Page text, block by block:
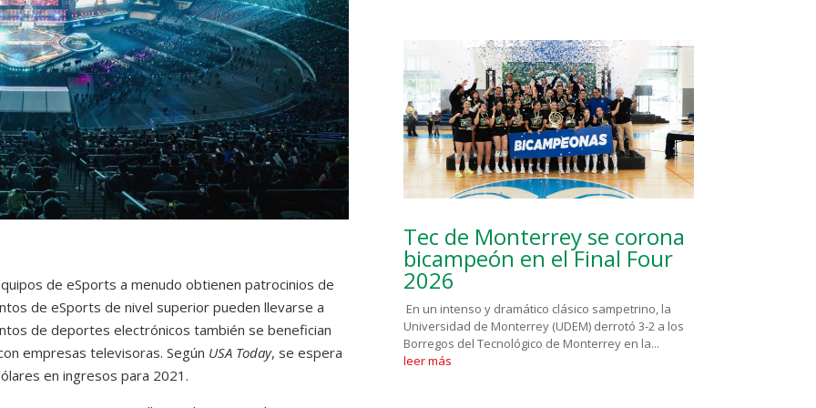
de eSports a menudo obtienen patrocinios de
de eSports de nivel superior pueden llevarse a
de deportes electrónicos también se benefician
empresas televisoras. Según USA Today, se espera
en ingresos para 2021.
Tec de Monterrey se corona
bicampeón en el Final Four
2026
En un intenso y dramático clásico sampetrino, la
Universidad de Monterrey (UDEM) derrotó 3-2 a los
Borregos del Tecnológico de Monterrey en la...
leer más